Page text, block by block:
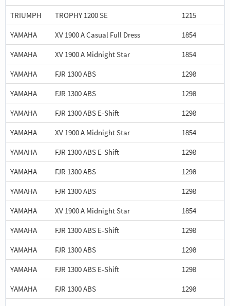
TRIUMPH
TROPHY 1200 SE 1215
YAMAHA
XV 1900 A Casual Full Dress 1854
YAMAHA
XV 1900 A Midnight Star 1854
YAMAHA
FJR 1300 ABS 1298
YAMAHA
FJR 1300 ABS 1298
YAMAHA
FJR 1300 ABS E-Shift 1298
YAMAHA
XV 1900 A Midnight Star 1854
YAMAHA
FJR 1300 ABS E-Shift 1298
YAMAHA
FJR 1300 ABS 1298
YAMAHA
FJR 1300 ABS 1298
YAMAHA
XV 1900 A Midnight Star 1854
YAMAHA
FJR 1300 ABS E-Shift 1298
YAMAHA
FJR 1300 ABS 1298
YAMAHA
FJR 1300 ABS E-Shift 1298
YAMAHA
FJR 1300 ABS 1298